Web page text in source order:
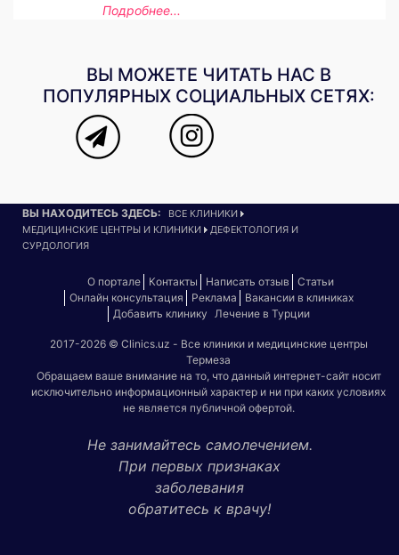
Подробнее...
ВЫ МОЖЕТЕ ЧИТАТЬ НАС В
ПОПУЛЯРНЫХ СОЦИАЛЬНЫХ СЕТЯХ:
ВЫ НАХОДИТЕСЬ ЗДЕСЬ:
ВСЕ КЛИНИКИ
МЕДИЦИНСКИЕ ЦЕНТРЫ И КЛИНИКИ
ДЕФЕКТОЛОГИЯ И
СУРДОЛОГИЯ
О портале Контакты Написать отзыв
Статьи
Онлайн консультация
Реклама
Вакансии в клиниках
Добавить клинику
Лечение в Турции
2017-2026 © Clinics.uz - Все клиники и медицинские центры
Термеза
Обращаем ваше внимание на то, что данный интернет-сайт носит
исключительно информационный характер и ни при каких условиях
не является публичной офертой.
Не занимайтесь самолечением.
При первых признаках
заболевания
обратитесь к врачу!